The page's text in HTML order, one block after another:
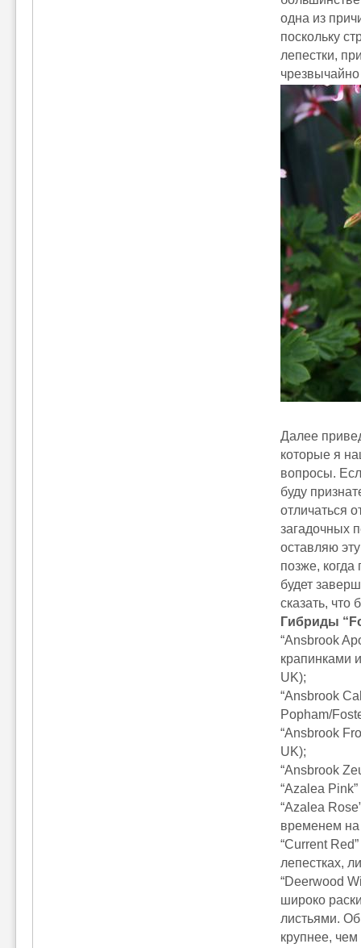
одна из
поскольку
лепестки,
Далее
которые я
вопросы.
буду
отличаться
загадочных
оставляю
позже,
будет
сказать, что
Гибриды
“Ansbrook
крапинками
UK);
“Ansbrook
Popham/
“Ansbrook
UK);
“Ansbrook
“Azalea
“Azalea
временем на
“Current
лепестках,
“Deerwood
широко
листьями.
крупнее, чем